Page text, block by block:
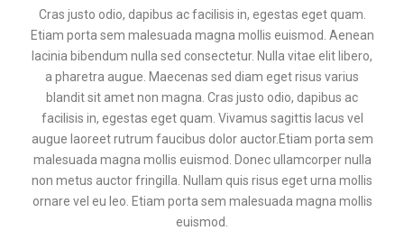
Cras justo odio, dapibus ac facilisis in, egestas eget quam.
Etiam porta sem malesuada magna mollis euismod. Aenean
lacinia bibendum nulla sed consectetur. Nulla vitae elit libero,
a pharetra augue. Maecenas sed diam eget risus varius
blandit sit amet non magna. Cras justo odio, dapibus ac
facilisis in, egestas eget quam. Vivamus sagittis lacus vel
augue laoreet rutrum faucibus dolor auctor.Etiam porta sem
malesuada magna mollis euismod. Donec ullamcorper nulla
non metus auctor fringilla. Nullam quis risus eget urna mollis
ornare vel eu leo. Etiam porta sem malesuada magna mollis
euismod.